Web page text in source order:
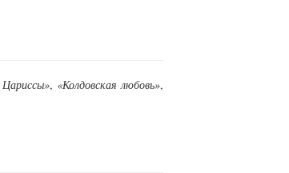
, «Колдовская любовь»,